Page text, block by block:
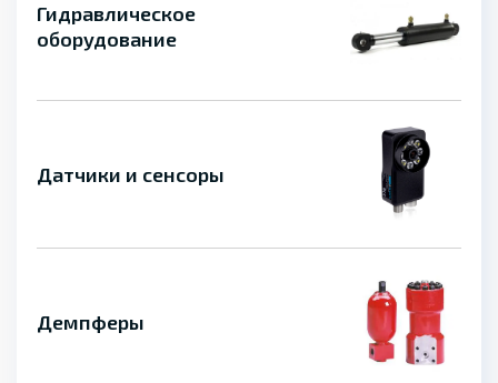
Гидравлическое
оборудование
Датчики и сенсоры
Демпферы